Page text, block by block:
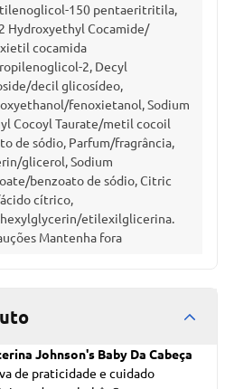
150 pentaeritritila,
Hydroxyethyl Cocamide/
cocamida
2, Decyl
decil glicosídeo,
fenoxietanol, Sodium
Cocoyl Taurate/metil cocoil
de sódio, Parfum/fragrância,
glicerol, Sodium
benzoato de sódio, Citric
cítrico,
etilexilglicerina.
Mantenha fora
Johnson's Baby Da Cabeça
de praticidade e cuidado